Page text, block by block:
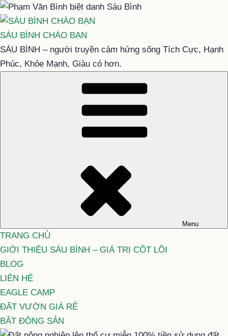
Chuyển
đến
phần
nội
dung
SÁU BÌNH CHÀO BẠN
SÁU BÌNH – người truyền cảm hứng sống Tích Cực, Hạnh
Phúc, Khỏe Mạnh, Giàu có hơn.
Menu
TRANG CHỦ
GIỚI THIỆU SÁU BÌNH – GIÁ TRỊ CỐT LÕI
BLOG
LIÊN HỆ
EAGLE CAMP
ĐẤT VƯỜN GIÁ RẺ
BẤT ĐỘNG SẢN